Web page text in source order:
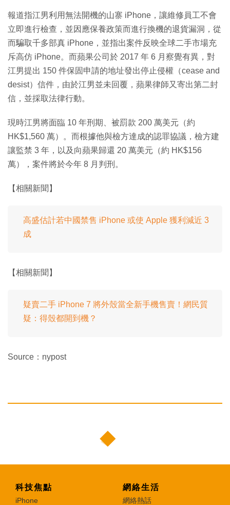
報道指江男利用無法開機的山寨 iPhone，讓維修員工不會
立即進行檢查，並因應保養政策而進行換機的退貨漏洞，從
而騙取千多部真 iPhone，並指出案件反映全球二手市場充
斥高仿 iPhone。而蘋果公司於 2017 年 6 月察覺有異，對
江男提出 150 件保固申請的地址發出停止侵權（cease and
desist）信件，由於江男並未回覆，蘋果律師又寄出第二封
信，並採取法律行動。
現時江男將面臨 10 年刑期、被罰款 200 萬美元（約
HK$1,560 萬）。而根據他與檢方達成的認罪協議，檢方建
讓監禁 3 年，以及向蘋果歸還 20 萬美元（約 HK$156
萬），案件將於今年 8 月判刑。
【相關新聞】
高盛估計若中國禁售 iPhone 或使 Apple 獲利減近 3
成
【相關新聞】
疑賣二手 iPhone 7 將外殼當全新手機售賣！網民質
疑：得殼都開到機？
Source：nypost
科技焦點
iPhone
網絡生活
網絡熱話